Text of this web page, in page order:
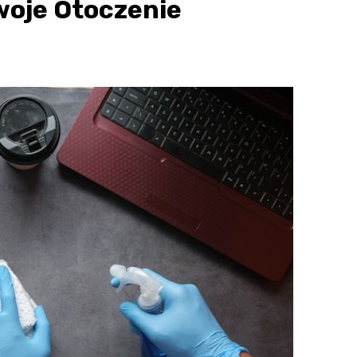
Otoczenie
Porady dla przedsiębiorców
Kreowanie
wizerunku firmy –
podstawowe kroki
28 listopada 2022